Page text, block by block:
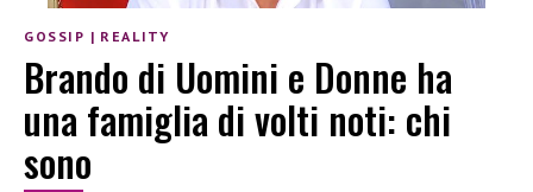
GOSSIP | REALITY
Brando di Uomini e Donne ha
una famiglia di volti noti: chi
sono